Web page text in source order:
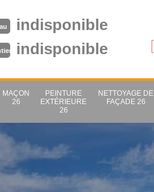
indisponible
indisponible
MAÇON
26
PEINTURE
EXTÉRIEURE
26
NETTOYAGE DE
FAÇADE 26